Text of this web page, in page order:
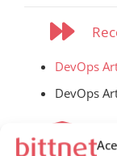
DevOps
DevOps